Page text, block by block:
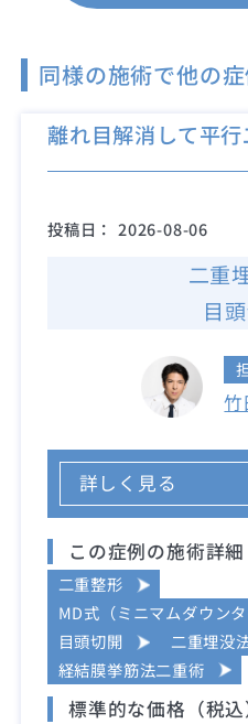
同様の施術で他の
離れ目解消して平
投稿日： 2026-08-06
二重
目
詳しく見る
この症例の施術詳細
二重整形
MD式（ミニマムダウンタ
目頭切開
二重埋没
経結膜挙筋法二重術
標準的な価格（税込